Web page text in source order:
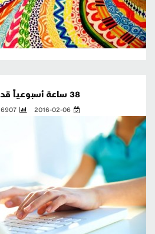
38 ساعة أسبوعياً قد تجعلك مدمن إنترنت
2016-02-06
6907